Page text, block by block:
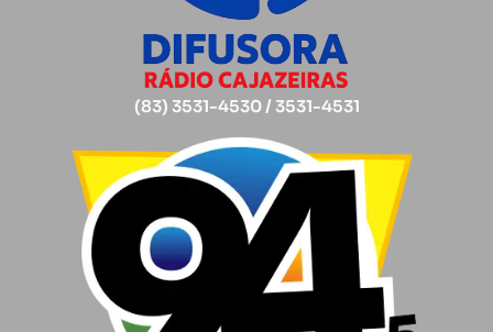
(83) 3531-4530 / 3531-4531